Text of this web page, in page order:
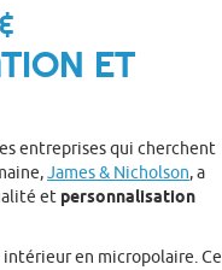
ET
entreprises qui cherchent
James & Nicholson, a
et personnalisation
intérieur en micropolaire. Ce